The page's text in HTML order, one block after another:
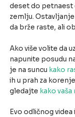
deset do petnaest
zemlju.
da brže raste, ali
Ako više volite da
napunite posudu
je na suncu kako
ih u prah za
gledajte kako
Evo odličnog videa